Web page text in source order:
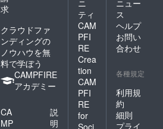
求
クラウドファ
ンディングの
ノウハウを無
料で学ぼう
CAMPFIRE
アカデミー
CA
MP
説
明
ニ
ティ
CAM
PFI
RE
Crea
tion
CAM
PFI
RE
for
Soci
ニュー
ス
ヘルプ
お問い
合わせ
各種規定
利用規
約
細則
プライ